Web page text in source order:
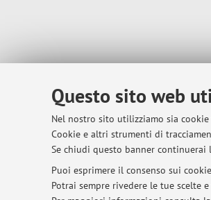
Questo sito web
Nel nostro sito utilizziamo sia
Cookie e altri strumenti di
Se chiudi questo banner continuerai
Puoi esprimere il consenso sui
Potrai sempre rivedere le tue scelte